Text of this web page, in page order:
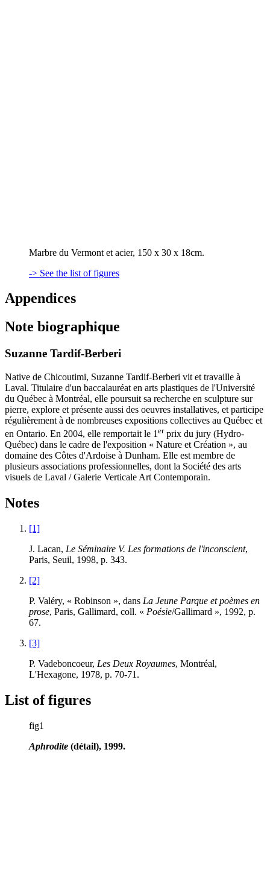
Marbre du Vermont et acier, 150 x 30 x 18cm.
-> See the list of figures
Appendices
Note biographique
Suzanne Tardif-Berberi
Native de Chicoutimi, Suzanne Tardif-Berberi vit et travaille à
Laval. Titulaire d'un baccalauréat en arts plastiques de l'Université
du Québec à Montréal, elle poursuit sa recherche en sculpture sur
pierre, explore et présente aussi des oeuvres installatives, et participe
régulièrement à de nombreuses expositions collectives au Québec et
en Ontario. En 2004, elle remportait le 1 erprix du jury (Hydro-
Québec) dans le cadre de l'exposition « Nature et Création », au
domaine des Côtes d'Ardoise à Dunham. Elle est membre de
plusieurs associations professionnelles, dont la Société des arts
visuels de Laval / Galerie Verticale Art Contemporain.
Notes
[1]
J. Lacan, Le Séminaire V. Les formations de l'inconscient,
Paris, Seuil, 1998, p. 343.
[2]
P. Valéry, « Robinson », dans La Jeune Parque et poèmes en
prose, Paris, Gallimard, coll. « Poésie/Gallimard », 1992, p.
67.
[3]
P. Vadeboncoeur, Les Deux Royaumes, Montréal,
L'Hexagone, 1978, p. 70-71.
List of figures
fig1
Aphrodite (détail), 1999.